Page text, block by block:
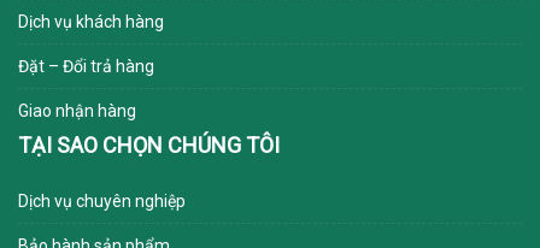
Dịch vụ khách hàng
Đặt – Đổi trả hàng
Giao nhận hàng
TẠI SAO CHỌN CHÚNG TÔI
Dịch vụ chuyên nghiệp